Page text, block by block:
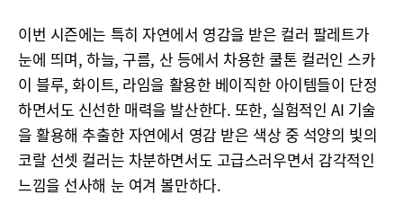
이번 시즌에는 특히 자연에서 영감을 받은 컬러 팔레트가
눈에 띄며, 하늘, 구름, 산 등에서 차용한 쿨톤 컬러인 스카
이 블루, 화이트, 라임을 활용한 베이직한 아이템들이 단정
하면서도 신선한 매력을 발산한다. 또한, 실험적인 AI 기술
을 활용해 추출한 자연에서 영감 받은 색상 중 석양의 빛의
코랄 선셋 컬러는 차분하면서도 고급스러우면서 감각적인
느낌을 선사해 눈 여겨 볼만하다.